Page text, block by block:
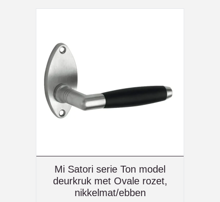
Mi Satori serie Ton model
deurkruk met Ovale rozet,
nikkelmat/ebben